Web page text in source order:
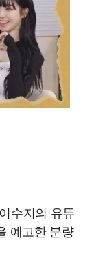
강인
외침에 미소
수지의 유튜
예고한 분량